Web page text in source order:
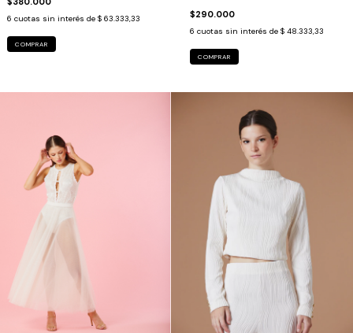
6 cuotas sin interés de $ 63.333,33
COMPRAR
$290.000
6 cuotas sin interés de $ 48.333,33
COMPRAR